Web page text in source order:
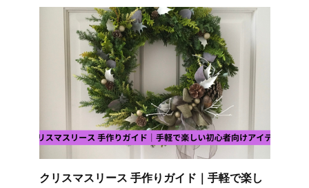
クリスマスリース 手作りガイド｜手軽で楽し